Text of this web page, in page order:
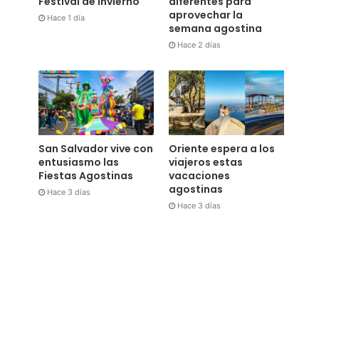
Hace 1 día
aprovechar la
semana agostina
Hace 2 días
San Salvador vive con
entusiasmo las
Fiestas Agostinas
Hace 3 días
Oriente espera a los
viajeros estas
vacaciones
agostinas
Hace 3 días